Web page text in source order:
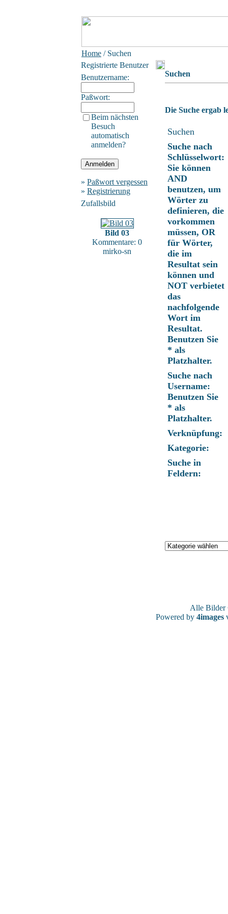
Home / Suchen
Registrierte Benutzer
Benutzername:
Paßwort:
Beim nächsten
Besuch
automatisch
anmelden?
» Paßwort vergessen
» Registrierung
Zufallsbild
Bild 03
Kommentare: 0
mirko-sn
Suchen
Die Suche ergab
Suchen
Suche nach
Schlüsselwort:
Sie können
AND
benutzen, um
Wörter zu
definieren, die
vorkommen
müssen, OR
für Wörter,
die im
Resultat sein
können und
NOT verbietet
das
nachfolgende
Wort im
Resultat.
Benutzen Sie
* als
Platzhalter.
Suche nach
Username:
Benutzen Sie
* als
Platzhalter.
Verknüpfung:
Kategorie:
Suche in
Feldern:
Alle
Powered by 4images